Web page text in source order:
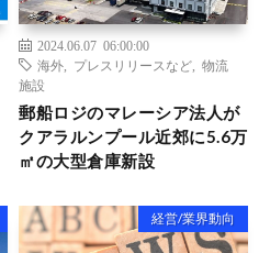
2024.06.07 06:00:00
海外
プレスリリースなど
物流
施設
郵船ロジのマレーシア法人が
クアラルンプール近郊に5.6万
㎡の大型倉庫新設
経営/業界動向